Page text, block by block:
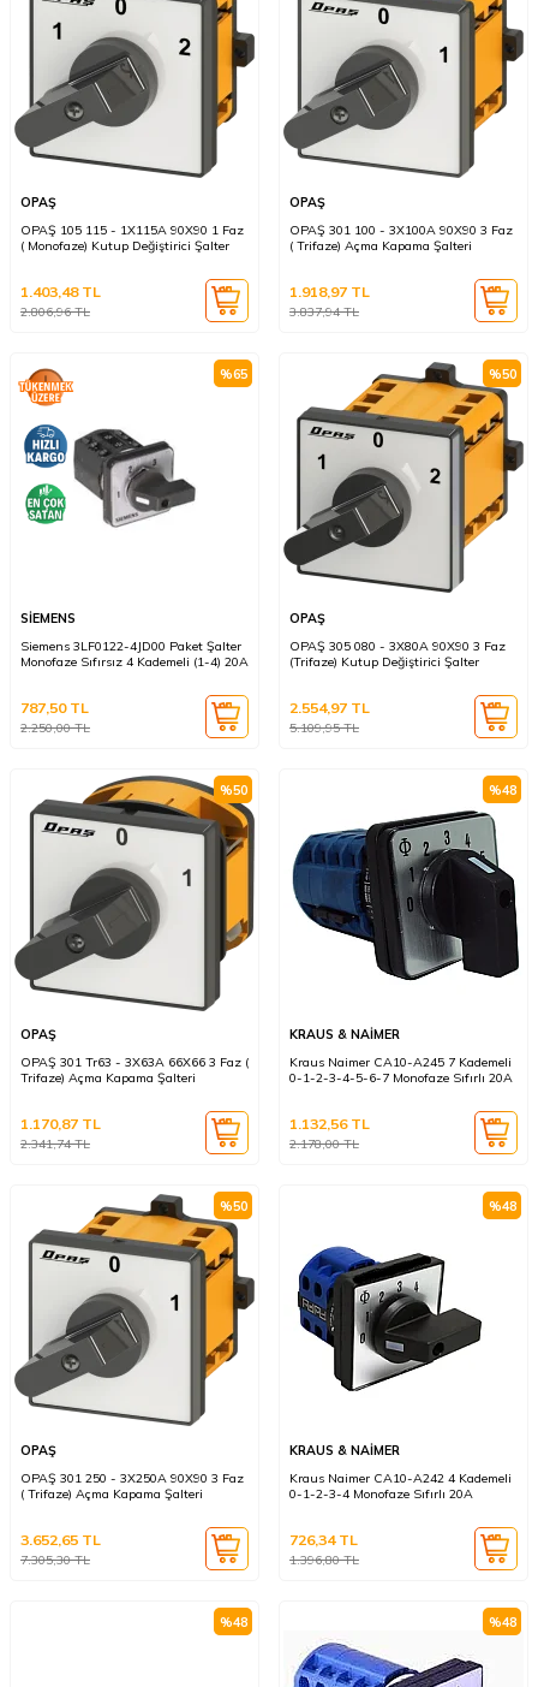
OPAŞ
OPAŞ 105 115 - 1X115A 90X90 1 Faz
( Monofaze) Kutup Değiştirici Şalter
2.806,96TL
1.403,48TL
OPAŞ
OPAŞ 301 100 - 3X100A 90X90 3 Faz
( Trifaze) Açma Kapama Şalteri
3.837,94TL
1.918,97 TL
%65
SİEMENS
Siemens 3LF0122-4JD00 Paket Şalter
Monofaze Sıfırsız 4 Kademeli (1-4) 20A
2.250,00TL
787,50TL
%50
OPAŞ
OPAŞ 305 080 - 3X80A 90X90 3 Faz
(Trifaze) Kutup Değiştirici Şalter
5.109,95TL
2.554,97 TL
%50
OPAŞ
OPAŞ 301 Tr63 - 3X63A 66X66 3 Faz (
Trifaze) Açma Kapama Şalteri
2.341,74TL
1.170,87 TL
%48
KRAUS & NAİMER
Kraus Naimer CA10-A245 7 Kademeli
0-1-2-3-4-5-6-7 Monofaze Sıfırlı 20A
2.178,00TL
1.132,56TL
%50
OPAŞ
OPAŞ 301 250 - 3X250A 90X90 3 Faz
( Trifaze) Açma Kapama Şalteri
7.305,30TL
3.652,65 TL
%48
KRAUS & NAİMER
Kraus Naimer CA10-A242 4 Kademeli
0-1-2-3-4 Monofaze Sıfırlı 20A
1.396,80TL
726,34TL
%48 %48